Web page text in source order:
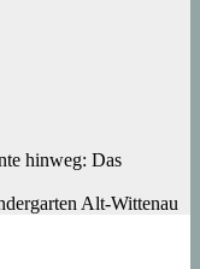
hinweg: Das
Alt-Wittenau